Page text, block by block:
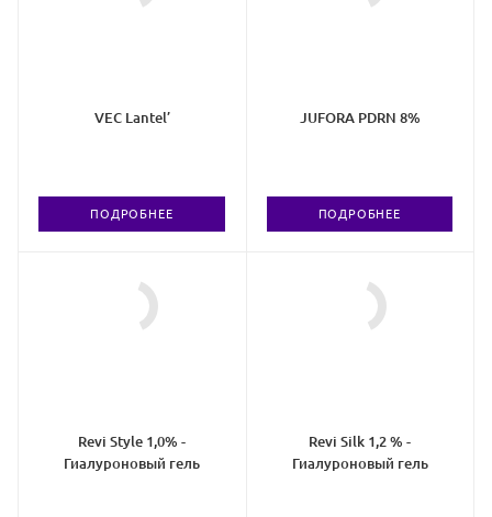
VEC Lantel’
ПОДРОБНЕЕ
JUFORA PDRN 8%
ПОДРОБНЕЕ
Revi Style 1,0% -
Гиалуроновый гель
Revi Silk 1,2 % -
Гиалуроновый гель